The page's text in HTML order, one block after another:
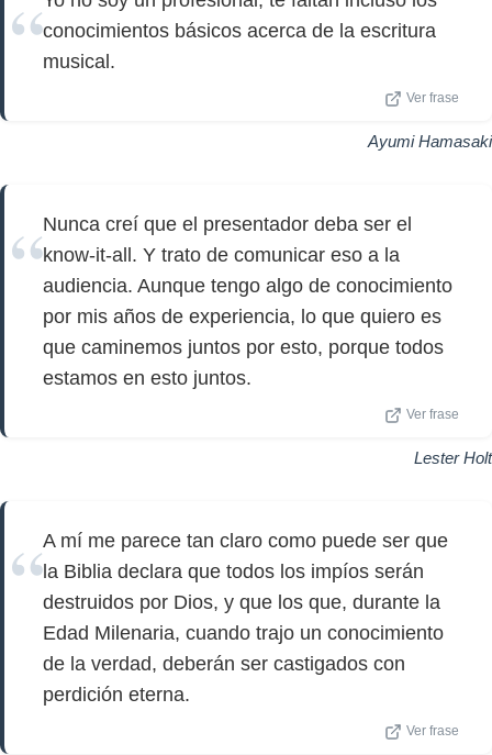
conocimientos básicos acerca de la escritura
musical.
Ver frase
Ayumi Hamasaki
Nunca creí que el presentador deba ser el
know-it-all. Y trato de comunicar eso a la
audiencia. Aunque tengo algo de conocimiento
por mis años de experiencia, lo que quiero es
que caminemos juntos por esto, porque todos
estamos en esto juntos.
Ver frase
Lester Holt
A mí me parece tan claro como puede ser que
la Biblia declara que todos los impíos serán
destruidos por Dios, y que los que, durante la
Edad Milenaria, cuando trajo un conocimiento
de la verdad, deberán ser castigados con
perdición eterna.
Ver frase